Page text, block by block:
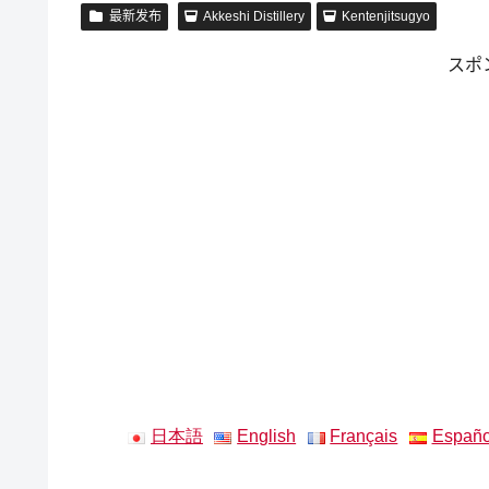
最新发布 Akkeshi Distillery Kentenjitsugyo
スポ
日本語 English Français